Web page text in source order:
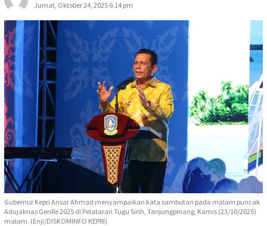
Jumat, Oktober 24, 2025 6:14 pm
Gubernur Kepri Ansar Ahmad menyampaikan kata sambutan pada malam puncak
Adujaknas GenRe 2025 di Pelataran Tugu Sirih, Tanjungpinang, Kamis (23/10/2025)
malam. (Enji/DISKOMINFO KEPRI)